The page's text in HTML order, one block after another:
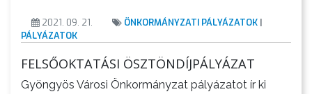
KÖLTSÉGVETÉSI
RENDELETEK
2021. 09. 21. ÖNKORMÁNYZATI PÁLYÁZATOK |
PÁLYÁZATOK
FELSŐOKTATÁSI ÖSZTÖNDÍJPÁLYÁZAT
Gyöngyös Városi Önkormányzat pályázatot ír ki